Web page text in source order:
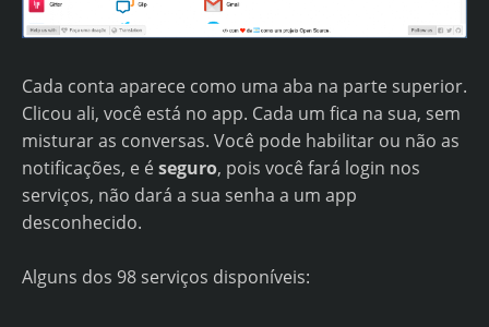
Cada conta aparece como uma aba na parte superior.
Clicou ali, você está no app. Cada um fica na sua, sem
misturar as conversas. Você pode habilitar ou não as
notificações, e é seguro, pois você fará login nos
serviços, não dará a sua senha a um app
desconhecido.
Alguns dos 98 serviços disponíveis: